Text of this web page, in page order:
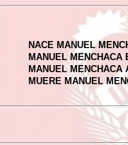
NACE MANUEL
MANUEL MENCHACA
MANUEL MENCHACA
MUERE MANUEL